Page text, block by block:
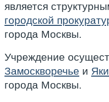
является
городской
города Москвы.
Учреждение
Замоскворечье и
города Москвы.